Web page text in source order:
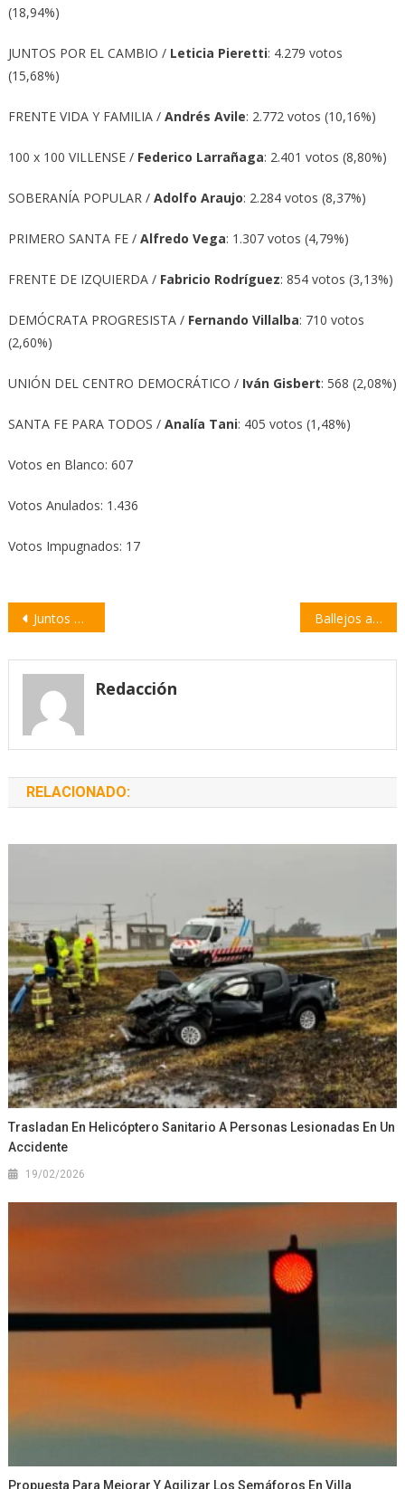
(18,94%)
JUNTOS POR EL CAMBIO / Leticia Pieretti: 4.279 votos
(15,68%)
FRENTE VIDA Y FAMILIA / Andrés Avile: 2.772 votos (10,16%)
100 x 100 VILLENSE / Federico Larrañaga: 2.401 votos (8,80%)
SOBERANÍA POPULAR / Adolfo Araujo: 2.284 votos (8,37%)
PRIMERO SANTA FE / Alfredo Vega: 1.307 votos (4,79%)
FRENTE DE IZQUIERDA / Fabricio Rodríguez: 854 votos (3,13%)
DEMÓCRATA PROGRESISTA / Fernando Villalba: 710 votos
(2,60%)
UNIÓN DEL CENTRO DEMOCRÁTICO / Iván Gisbert: 568 (2,08%)
SANTA FE PARA TODOS / Analía Tani: 405 votos (1,48%)
Votos en Blanco: 607
Votos Anulados: 1.436
Votos Impugnados: 17
Navegación
entradas
Juntos por el Cambio se impuso en Santa Fe en las categorías de senadores y diputados Ballejos agradeció el respaldo de la comunidad de Empalme
Redacción
RELACIONADO:
Trasladan En Helicóptero Sanitario A Personas Lesionadas En Un
Accidente
19/02/2026
Propuesta Para Mejorar Y Agilizar Los Semáforos En Villa